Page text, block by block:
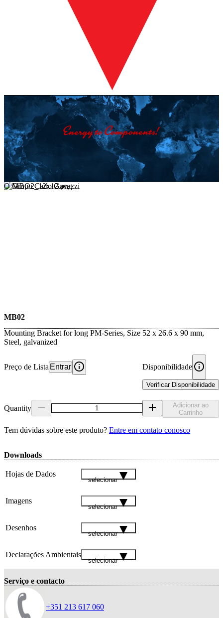
O Grupo Carlo Gavazzi
MB02
Mounting Bracket for long PM-Series, Size 52 x 26.6 x 90 mm,
Steel, galvanized
Preço de Lista Entrar Disponibilidade
Verificar Disponibilidade
Quantity
Adicionar ao
Carrinho
Tem dúvidas sobre este produto? Entre em contato conosco
Downloads
Hojas de Dados
selecionar
Imagens
selecionar
Desenhos
selecionar
Declarações Ambientais
selecionar
Serviço e contacto
+351 213 617 060